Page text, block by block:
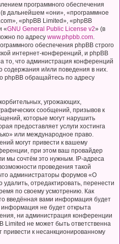
программного обеспечения
дальнейшем «они», «программное
«phpBB Limited», «phpBB
«GNU General Public License v2» (в
по адресу www.phpbb.com
обеспечения phpBB строго
интернет-конференций, и phpBB
то, что администрация конференций
содержания и/или поведения в них.
phpBB обращайтесь по адресу
угрожающих,
сообщений, призывов к
которые могут нарушить
предоставляет услуги хостинга
или международное право.
могут привести к вашему
при этом ваш провайдер
мы сочтём это нужным. IP-адреса
проведения такой
администраторы форумов «О
отредактировать, перенести
по своему усмотрению. Как
введённая вами информация будет
не будет открыта
ни администрация конференции
Limited не может быть ответственна
привести к несанкционированному